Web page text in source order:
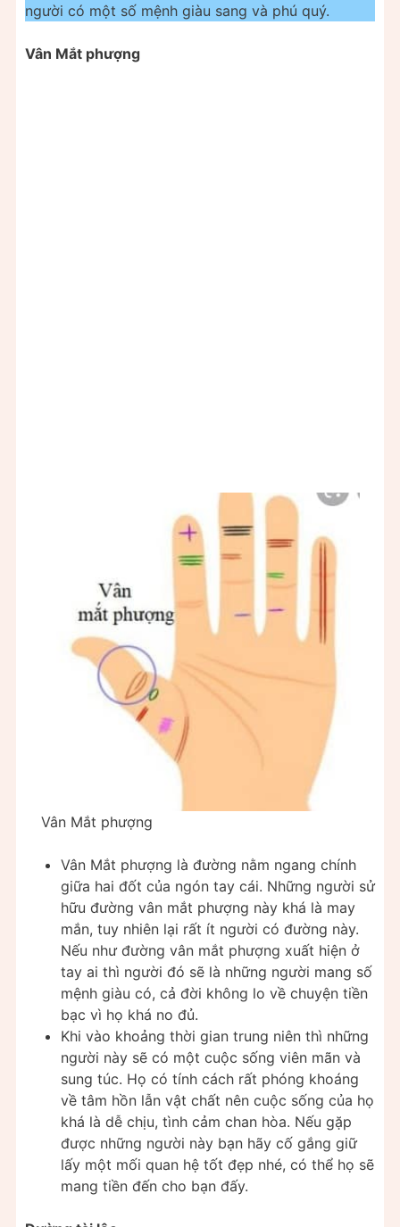
người có một số mệnh giàu sang và phú quý.
Vân Mắt phượng
Vân Mắt phượng
Vân Mắt phượng là đường nằm ngang chính
giữa hai đốt của ngón tay cái. Những người sử
hữu đường vân mắt phượng này khá là may
mắn, tuy nhiên lại rất ít người có đường này.
Nếu như đường vân mắt phượng xuất hiện ở
tay ai thì người đó sẽ là những người mang số
mệnh giàu có, cả đời không lo về chuyện tiền
bạc vì họ khá no đủ.
Khi vào khoảng thời gian trung niên thì những
người này sẽ có một cuộc sống viên mãn và
sung túc. Họ có tính cách rất phóng khoáng
về tâm hồn lẫn vật chất nên cuộc sống của họ
khá là dễ chịu, tình cảm chan hòa. Nếu gặp
được những người này bạn hãy cố gắng giữ
lấy một mối quan hệ tốt đẹp nhé, có thể họ sẽ
mang tiền đến cho bạn đấy.